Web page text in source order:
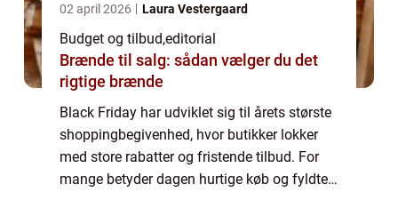
02 april 2026 Laura Vestergaard
Budget og tilbud,editorial
Brænde til salg: sådan vælger du det
rigtige brænde
Black Friday har udviklet sig til årets største
shoppingbegivenhed, hvor butikker lokker
med store rabatter og fristende tilbud. For
mange betyder dagen hurtige køb og fyldte